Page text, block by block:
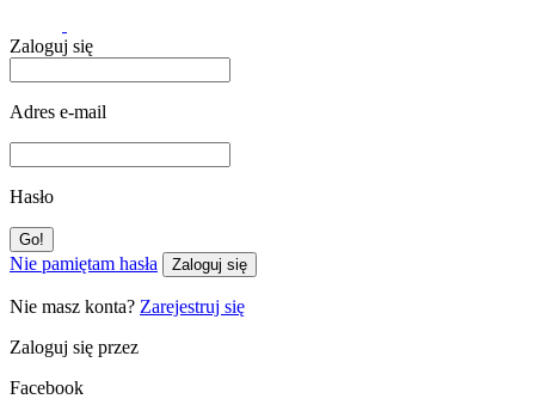
Zaloguj się
Adres e-mail
Hasło
Nie pamiętam hasła Zaloguj się
Nie masz konta? Zarejestruj się
Zaloguj się przez
Facebook